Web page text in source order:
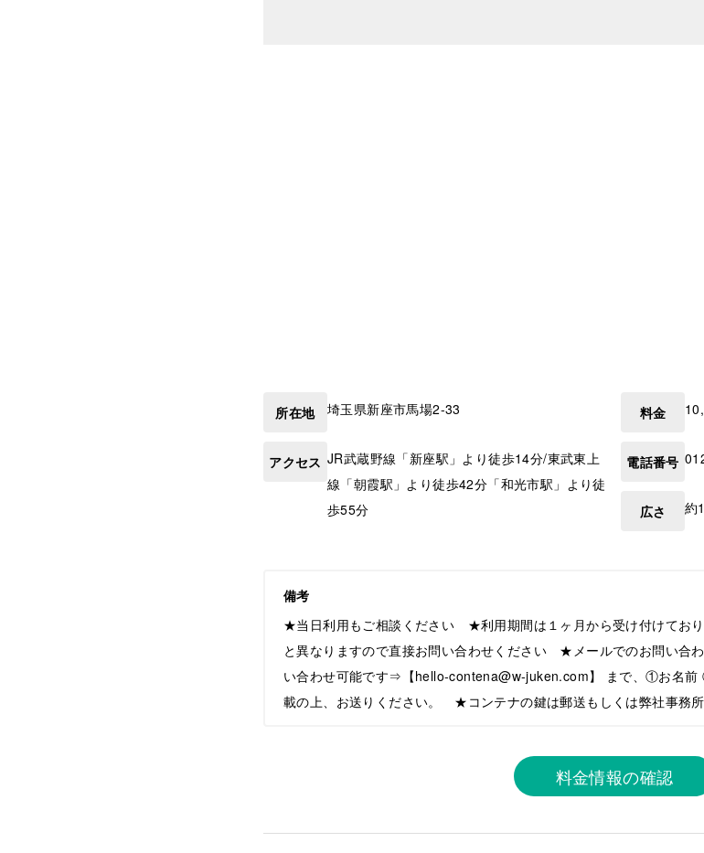
所在地 埼玉県新座市馬場2-33
アクセス JR武蔵野線「新座駅」より徒歩14分/東武東上
線「朝霞駅」より徒歩42分「和光市駅」より徒
歩55分
料金
電話番号
広さ 約
備考
★当日利用もご相談ください ★利用期間は１ヶ月から受け付けてお
と異なりますので直接お問い合わせください ★メールでのお問い合
い合わせ可能です⇒【hello-contena@w-juken.com】 まで、①お名
載の上、お送りください。 ★コンテナの鍵は郵送もしくは弊社事務所
料金情報の確認